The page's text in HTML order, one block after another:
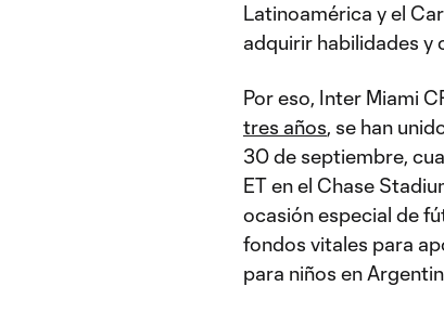
Latinoamérica​ y el
adquirir habilidades y
Por eso, Inter Miami
tres años, se han
30 de septiembre,
ET en el Chase
ocasión especial de
fondos vitales para
para niños en